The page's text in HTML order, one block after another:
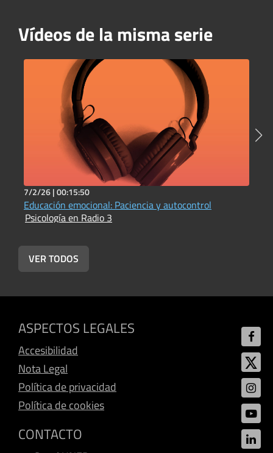
Vídeos de la misma serie
7/2/26 |00:15:50
Educación emocional: Paciencia y autocontrol
Psicología en Radio 3
VER TODOS
ASPECTOS LEGALES
Accesibilidad
Nota Legal
Política de privacidad
Política de cookies
CONTACTO